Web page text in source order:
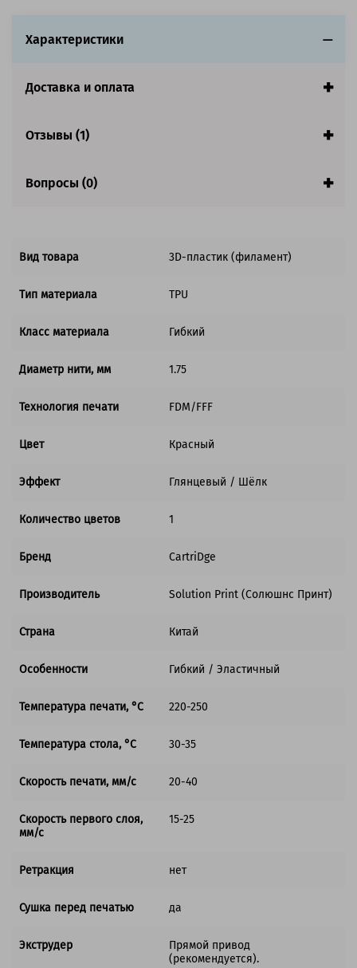
Цвет:Красный
Производитель:Solution Print (Солюшнс Принт)
Гарантия: 1 год
Характеристики
Доставка и оплата
Отзывы (1)
Вопросы (0)
Вид товара 3D-пластик (филамент)
Тип материала TPU
Класс материала Гибкий
Диаметр нити, мм 1.75
Технология печати FDM/FFF
Цвет Красный
Эффект Глянцевый / Шёлк
Количество цветов 1
Бренд CartriDge
Производитель Solution Print (Солюшнс Принт)
Страна Китай
Особенности Гибкий / Эластичный
Температура печати, °C 220-250
Температура стола, °C 30-35
Скорость печати, мм/с 20-40
Скорость первого слоя,
мм/с
15-25
Ретракция нет
Сушка перед печатью да
Экструдер
Прямой привод
(рекомендуется).